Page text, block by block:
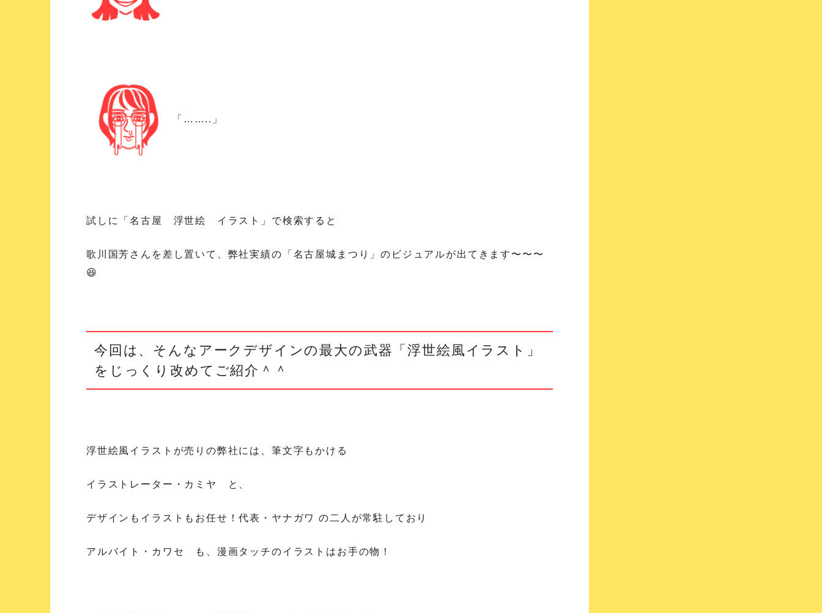
「……..」
試しに「名古屋 浮世絵 イラスト」で検索すると
歌川国芳さんを差し置いて、弊社実績の「名古屋城まつり」のビジュアルが出てきます〜〜〜
😆
今回は、そんなアークデザインの最大の武器「浮世絵風イラスト」
をじっくり改めてご紹介＾＾
浮世絵風イラストが売りの弊社には、筆文字もかける
イラストレーター・カミヤ と、
デザインもイラストもお任せ！代表・ヤナガワ の二人が常駐しており
アルバイト・カワセ も、漫画タッチのイラストはお手の物！